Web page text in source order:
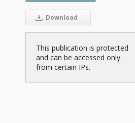
Download
This publication is protected
and can be accessed only
from certain IPs.